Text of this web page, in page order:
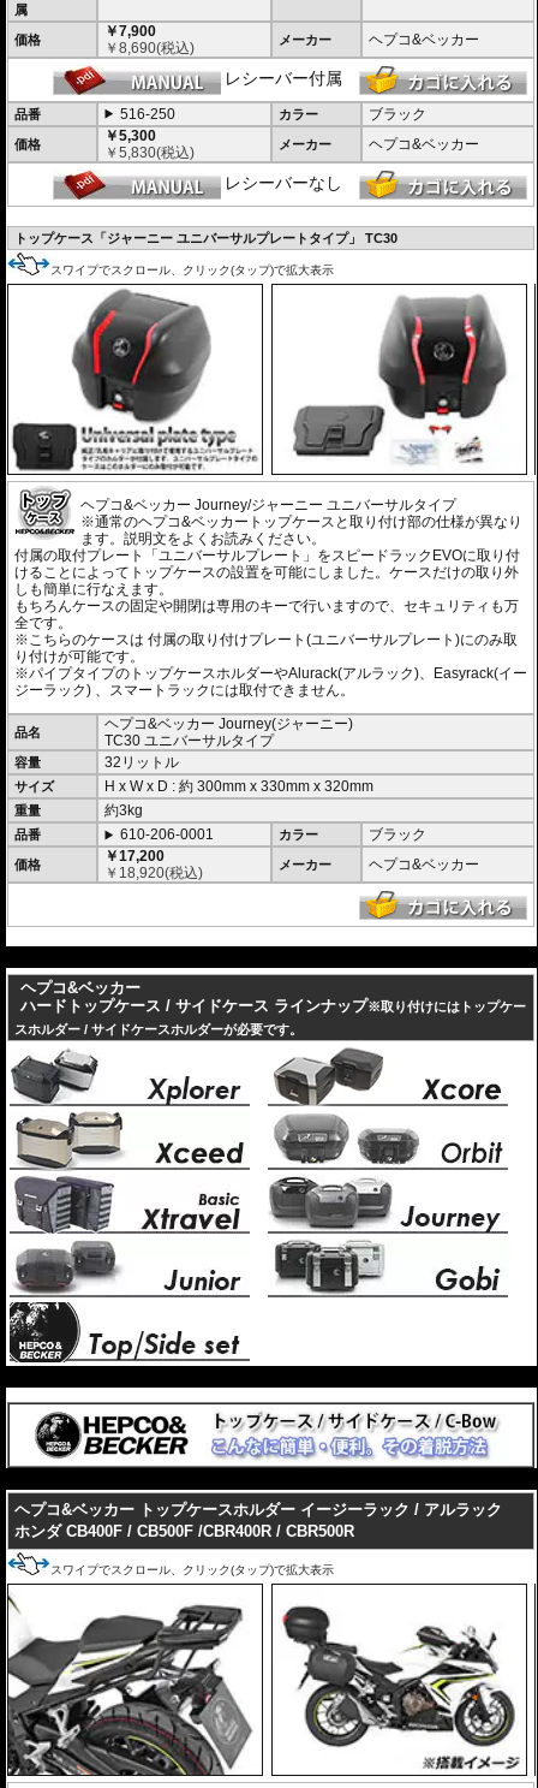
属
価格
￥7,900
￥8,690(税込) メーカー ヘプコ&ベッカー
レシーバー付属
品番 516-250 カラー ブラック
価格
￥5,300
￥5,830(税込) メーカー ヘプコ&ベッカー
レシーバーなし
トップケース「ジャーニー ユニバーサルプレートタイプ」 TC30
スワイプでスクロール、クリック(タップ)で拡大表示
ヘプコ&ベッカー Journey/ジャーニー ユニバーサルタイプ
※通常のヘプコ&ベッカートップケースと取り付け部の仕様が異なり
ます。説明文をよくお読みください。
付属の取付プレート「ユニバーサルプレート」をスピードラックEVOに取り付
けることによってトップケースの設置を可能にしました。ケースだけの取り外
しも簡単に行なえます。
もちろんケースの固定や開閉は専用のキーで行いますので、セキュリティも万
全です。
※こちらのケースは 付属の取り付けプレート(ユニバーサルプレート)にのみ取
り付けが可能です。
※パイプタイプのトップケースホルダーやAlurack(アルラック)、Easyrack(イー
ジーラック) 、スマートラックには取付できません。
品名
ヘプコ&ベッカー Journey(ジャーニー)
TC30 ユニバーサルタイプ
容量 32リットル
サイズ H x W x D : 約300mm x330mm x320mm
重量 約3kg
品番 610-206-0001 カラー ブラック
価格
￥17,200
￥ 18,920(税込) メーカー ヘプコ&ベッカー
ヘプコ&ベッカー
ハードトップケース / サイドケース ラインナップ※取り付けにはトップケー
スホルダー / サイドケースホルダーが必要です。
ヘプコ&ベッカー トップケースホルダー イージーラック / アルラック
ホンダ CB400F / CB500F /CBR400R / CBR500R
スワイプでスクロール、クリック(タップ)で拡大表示